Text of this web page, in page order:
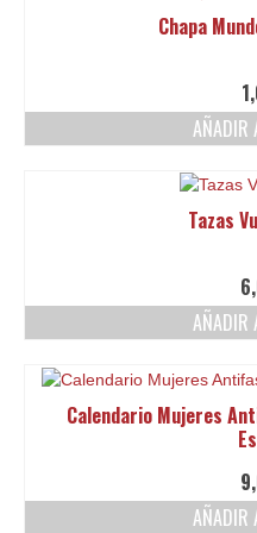
Chapa
AÑADIR
Tazas
AÑADIR
Calendario Mujeres
AÑADIR